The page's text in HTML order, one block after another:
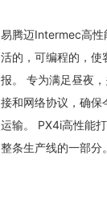
易腾迈Intermec高性
活的，可编程的，使
报。 专为满足昼夜
接和网络协议，确保
运输。 PX4i高性能
整条生产线的一部分。